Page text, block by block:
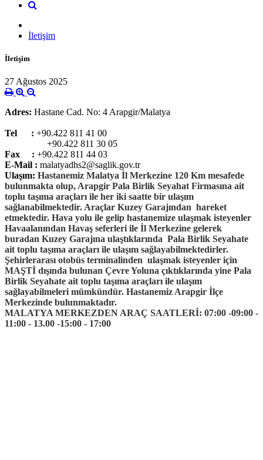
İletişim
İletişim
27 Ağustos 2025
Adres: Hastane Cad. No: 4 Arapgir/Malatya
Tel : +90.422 811 41 00
+90.422 811 30 05
Fax : +90.422 811 44 03
E-Mail : malatyadhs2@saglik.gov.tr
Ulaşım: Hastanemiz Malatya İl Merkezine 120 Km mesafede
bulunmakta olup, Arapgir Pala Birlik Seyahat Firmasına ait
toplu taşıma araçları ile her iki saatte bir ulaşım
sağlanabilmektedir. Araçlar Kuzey Garajından hareket
etmektedir. Hava yolu ile gelip hastanemize ulaşmak isteyenler
Havaalanından Havaş seferleri ile İl Merkezine gelerek
buradan Kuzey Garajına ulaştıklarında Pala Birlik Seyahate
ait toplu taşıma araçları ile ulaşım sağlayabilmektedirler.
Şehirlerarası otobüs terminalinden ulaşmak isteyenler için
MAŞTİ dışında bulunan Çevre Yoluna çıktıklarında yine Pala
Birlik Seyahate ait toplu taşıma araçları ile ulaşım
sağlayabilmeleri mümkündür. Hastanemiz Arapgir İlçe
Merkezinde bulunmaktadır.
MALATYA MERKEZDEN ARAÇ SAATLERİ: 07:00 -09:00 -
11:00 - 13.00 -15:00 - 17:00